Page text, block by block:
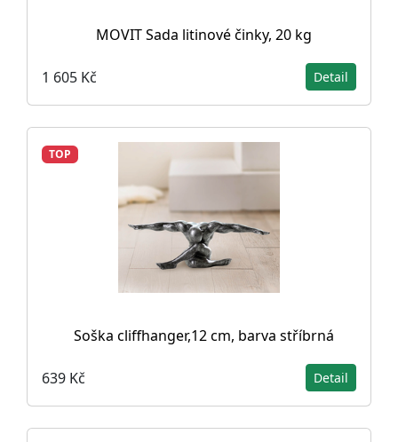
MOVIT Sada litinové činky, 20 kg
1 605 Kč Detail
TOP
Soška cliffhanger,12 cm, barva stříbrná
639 Kč Detail